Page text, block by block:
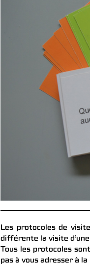
Les protocoles de
différente la visite
Tous les protocoles
pas à vous adresser à la